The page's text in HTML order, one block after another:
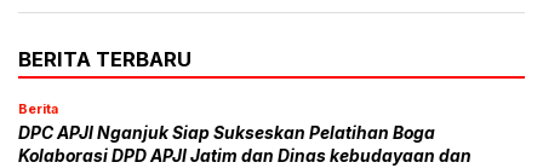
BERITA TERBARU
Berita
DPC APJI Nganjuk Siap Sukseskan Pelatihan Boga
Kolaborasi DPD APJI Jatim dan Dinas kebudayaan dan